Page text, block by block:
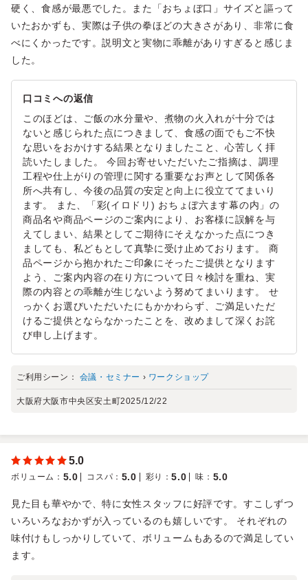
硬く、食感が最悪でした。また「おちょぼ口」サイズと謳って
いたおかずも、実際は子供の拳ほどの大きさがあり、非常に食
べにくかったです。説明文と実物に乖離がありすぎると感じま
した。
口コミへの返信
このほどは、ご飯の水分量や、煮物の火入れが十分では
ないと感じられた点につきまして、食感の面でもご不快
な思いをおかけする結果となりましたこと、心苦しく拝
読いたしました。 今回お寄せいただいたご指摘は、調理
工程や仕上がりの管理に関する重要なお声として関係各
所へ共有し、今後の品質の安定と向上に役立ててまいり
ます。 また、「彩(イロドリ) おちょぼ六ます幕の内」の
商品名や商品ページのご案内により、お客様に誤解を与
えてしまい、結果としてご期待にそえなかった点につき
ましても、私どもとして真摯に受け止めております。 商
品ページから抱かれたご印象にそったご提供となります
よう、ご案内内容の在り方について日々検討を重ね、実
際の内容との乖離が生じないよう努めてまいります。 せ
っかくお選びいただいたにもかかわらず、ご満足いただ
けるご提供とならなかったことを、改めまして深くお詫
び申し上げます。
ご利用シーン： 会議・セミナー › ワークショップ
大阪府大阪市中央区安土町2025/12/22
5.0
ボリューム ： 5.0 コスパ ： 5.0 彩り ：5.0 味 ： 5.0
見た目も華やかで、特に女性スタッフに好評です。すこしずつ
いろいろなおかずが入っているのも嬉しいです。 それぞれの
味付けもしっかりしていて、ボリュームもあるので満足してい
ます。